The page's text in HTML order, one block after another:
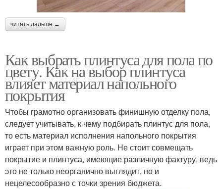
читать дальше →
Как выбрать плинтуса для пола по
цвету. Как на выбор плинтуса
влияет материал напольного
покрытия
Чтобы грамотно организовать финишную отделку пола,
следует учитывать, к чему подбирать плинтус для пола,
то есть материал исполнения напольного покрытия
играет при этом важную роль. Не стоит совмещать
покрытие и плинтуса, имеющие различную фактуру, ведь
это не только неорганично выглядит, но и
нецелесообразно с точки зрения бюджета.